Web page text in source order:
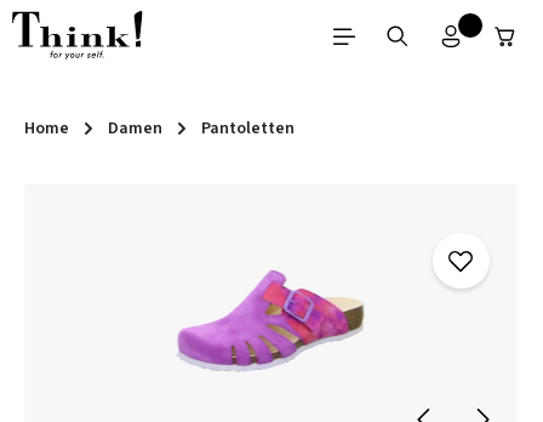
Zum Hauptinhalt springen
Home Damen Pantoletten